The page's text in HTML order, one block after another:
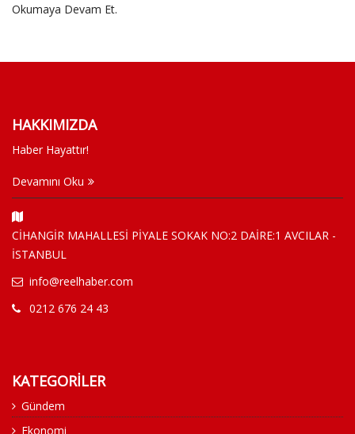
Okumaya Devam Et.
HAKKIMIZDA
Haber Hayattır!
Devamını Oku
CİHANGİR MAHALLESİ PİYALE SOKAK NO:2 DAİRE:1 AVCILAR -
İSTANBUL
info@reelhaber.com
0212 676 24 43
KATEGORİLER
Gündem
Ekonomi